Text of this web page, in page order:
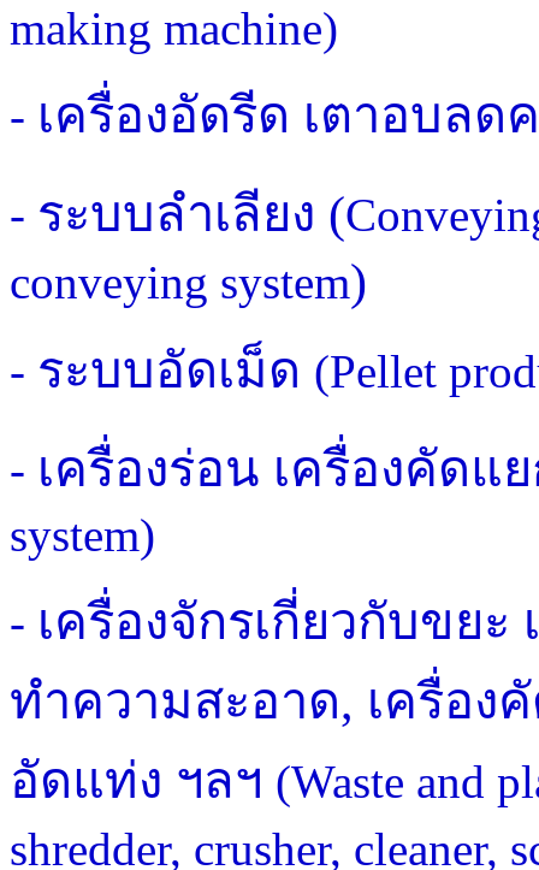
making machine)
- เครื่องอัดรีด เตาอบลด
- ระบบลำเลียง (
conveying system)
- ระบบอัดเม็ด (Pellet
- เครื่องร่อน เครื่องคัดแ
system)
- เครื่องจักรเกี่ยวกับขยะ
ทำความสะอาด, เครื่อง
อัดแท่ง ฯลฯ (Waste and
shredder, crusher, cleaner,